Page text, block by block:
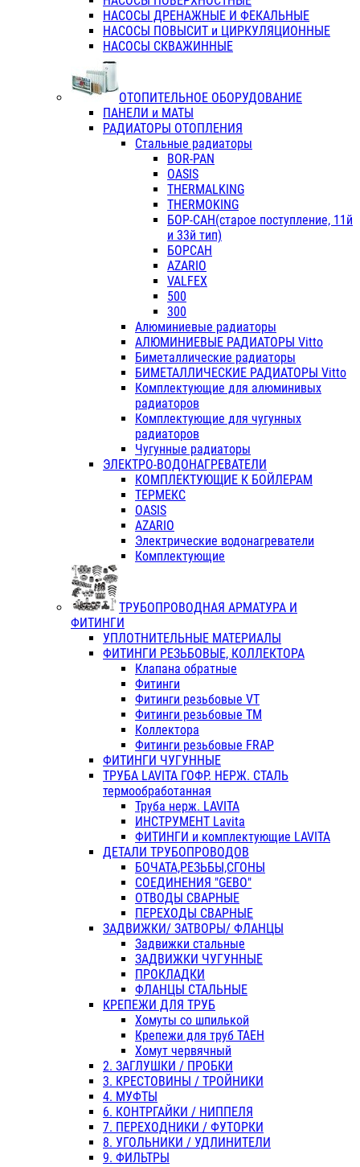
НАСОСЫ ДРЕНАЖНЫЕ И ФЕКАЛЬНЫЕ
НАСОСЫ ПОВЫСИТ и ЦИРКУЛЯЦИОННЫЕ
НАСОСЫ СКВАЖИННЫЕ
ОТОПИТЕЛЬНОЕ ОБОРУДОВАНИЕ
ПАНЕЛИ и МАТЫ
РАДИАТОРЫ ОТОПЛЕНИЯ
Стальные радиаторы
BOR-PAN
OASIS
THERMALKING
THERMOKING
БОР-САН(старое поступление, 11й
и 33й тип)
БОРСАН
AZARIO
VALFEX
500
300
Алюминиевые радиаторы
АЛЮМИНИЕВЫЕ РАДИАТОРЫ Vitto
Биметаллические радиаторы
БИМЕТАЛЛИЧЕСКИЕ РАДИАТОРЫ Vitto
Комплектующие для алюминивых
радиаторов
Комплектующие для чугунных
радиаторов
Чугунные радиаторы
ЭЛЕКТРО-ВОДОНАГРЕВАТЕЛИ
КОМПЛЕКТУЮЩИЕ К БОЙЛЕРАМ
ТЕРМЕКС
OASIS
AZARIO
Электрические водонагреватели
Комплектующие
ТРУБОПРОВОДНАЯ АРМАТУРА И
ФИТИНГИ
УПЛОТНИТЕЛЬНЫЕ МАТЕРИАЛЫ
ФИТИНГИ РЕЗЬБОВЫЕ, КОЛЛЕКТОРА
Клапана обратные
Фитинги
Фитинги резьбовые VT
Фитинги резьбовые ТМ
Коллектора
Фитинги резьбовые FRAP
ФИТИНГИ ЧУГУННЫЕ
ТРУБА LAVITA ГОФР. НЕРЖ. СТАЛЬ
термообработанная
Труба нерж. LAVITA
ИНСТРУМЕНТ Lavita
ФИТИНГИ и комплектующие LAVITA
ДЕТАЛИ ТРУБОПРОВОДОВ
БОЧАТА,РЕЗЬБЫ,СГОНЫ
СОЕДИНЕНИЯ "GEBO"
ОТВОДЫ СВАРНЫЕ
ПЕРЕХОДЫ СВАРНЫЕ
ЗАДВИЖКИ/ ЗАТВОРЫ/ ФЛАНЦЫ
Задвижки стальные
ЗАДВИЖКИ ЧУГУННЫЕ
ПРОКЛАДКИ
ФЛАНЦЫ СТАЛЬНЫЕ
КРЕПЕЖИ ДЛЯ ТРУБ
Хомуты со шпилькой
Крепежи для труб ТАЕН
Хомут червячный
2. ЗАГЛУШКИ / ПРОБКИ
3. КРЕСТОВИНЫ / ТРОЙНИКИ
4. МУФТЫ
6. КОНТРГАЙКИ / НИППЕЛЯ
7. ПЕРЕХОДНИКИ / ФУТОРКИ
8. УГОЛЬНИКИ / УДЛИНИТЕЛИ
9. ФИЛЬТРЫ